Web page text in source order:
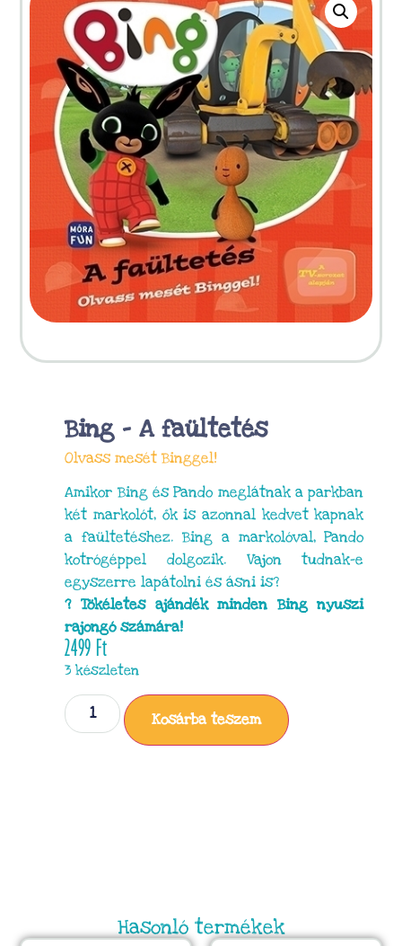
Bing – A faültetés
Olvass mesét Binggel!
Amikor Bing és Pando meglátnak a parkban
két markolót, ők is azonnal kedvet kapnak
a faültetéshez. Bing a markolóval, Pando
kotrógéppel dolgozik. Vajon tudnak-e
egyszerre lapátolni és ásni is?
? Tökéletes ajándék minden Bing nyuszi
rajongó számára!
2499Ft
3 készleten
Kosárba teszem
Hasonló termékek